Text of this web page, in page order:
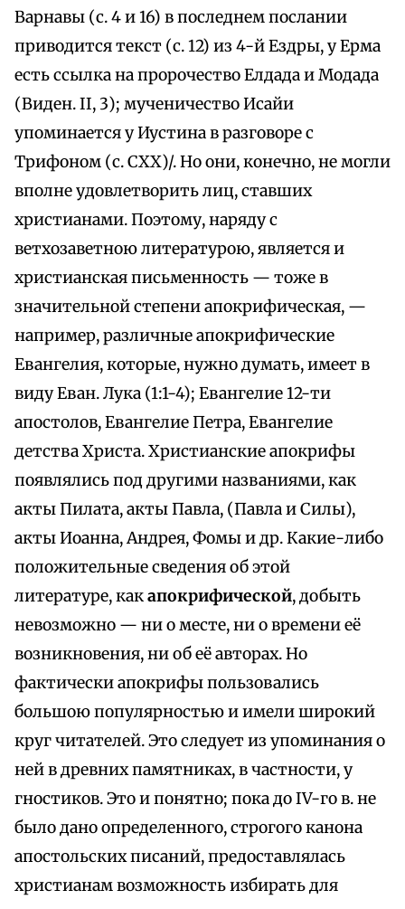
Варнавы (с. 4 и 16) в последнем послании
приводится текст (с. 12) из 4-й Ездры, у Ерма
есть ссылка на пророчество Елдада и Модада
(Виден. II, 3); мученичество Исайи
упоминается у Иустина в разговоре с
Трифоном (с. СХХ)/. Но они, конечно, не могли
вполне удовлетворить лиц, ставших
христианами. Поэтому, наряду с
ветхозаветною литературою, является и
христианская письменность — тоже в
значительной степени апокрифическая, —
например, различные апокрифические
Евангелия, которые, нужно думать, имеет в
виду Еван. Лука (1:1-4); Евангелие 12-ти
апостолов, Евангелие Петра, Евангелие
детства Христа. Христианские апокрифы
появлялись под другими названиями, как
акты Пилата, акты Павла, (Павла и Силы),
акты Иоанна, Андрея, Фомы и др. Какие-либо
положительные сведения об этой
литературе, какапокрифической, добыть
невозможно — ни о месте, ни о времени её
возникновения, ни об её авторах. Но
фактически апокрифы пользовались
большою популярностью и имели широкий
круг читателей. Это следует из упоминания о
ней в древних памятниках, в частности, у
гностиков. Это и понятно; пока до IV-го в. не
было дано определенного, строгого канона
апостольских писаний, предоставлялась
христианам возможность избирать для